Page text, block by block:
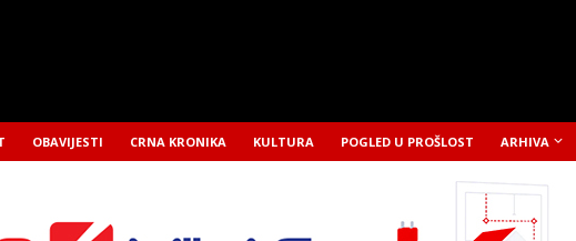
OBAVIJESTI CRNA KRONIKA KULTURA POGLED U PROŠLOST ARHIVA